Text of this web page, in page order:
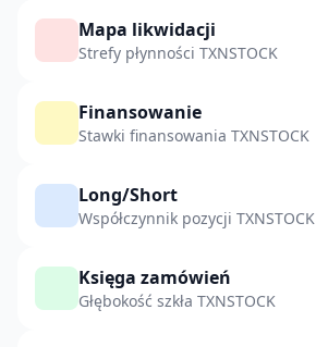
Mapa likwidacji
Strefy płynności TXNSTOCK
Finansowanie
Stawki finansowania TXNSTOCK
Long/Short
Współczynnik pozycji TXNSTOCK
Księga zamówień
Głębokość szkła TXNSTOCK